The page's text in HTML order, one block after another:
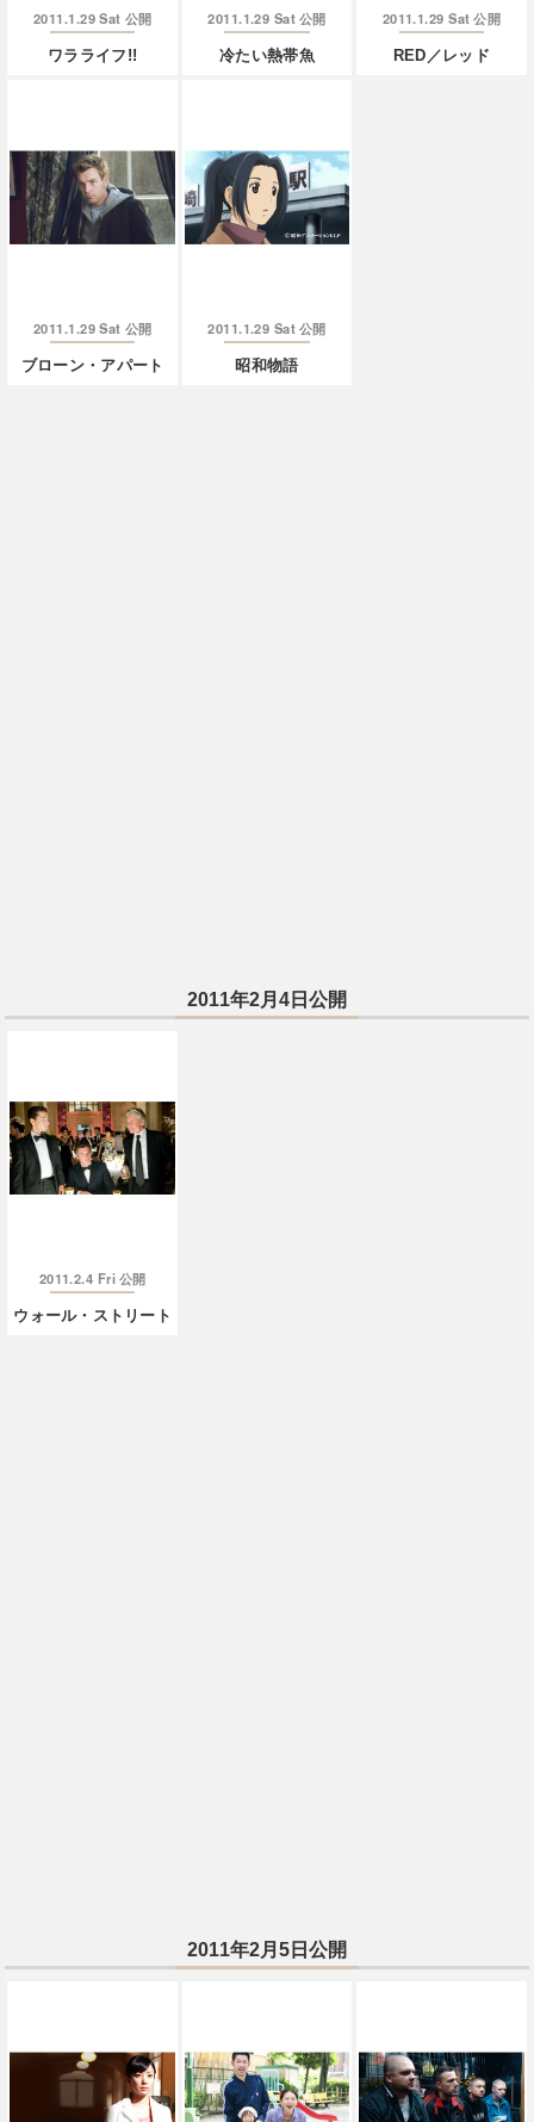
2011.1.29 Sat 公開
ワラライフ!!
2011.1.29 Sat 公開
冷たい熱帯魚
2011.1.29 Sat 公開
RED／レッド
2011.1.29 Sat 公開
ブローン・アパート
2011.1.29 Sat 公開
昭和物語
2011年2月4日公開
2011.2.4 Fri 公開
ウォール・ストリート
2011年2月5日公開